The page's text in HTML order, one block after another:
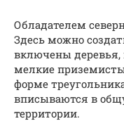
Обладателем
Здесь можно
включены деревья,
мелкие
форме
вписываются в
территории.